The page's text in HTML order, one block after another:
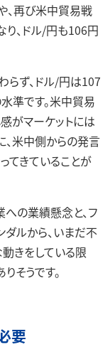
、再び米中貿易戦
、ドル/円も106円
ず、ドル/円は107
準です。米中貿易
がマーケットには
、米中側からの発言
てきていることが
の業績懸念と、フ
ルから、いまだ不
きをしている限
そうです。
要